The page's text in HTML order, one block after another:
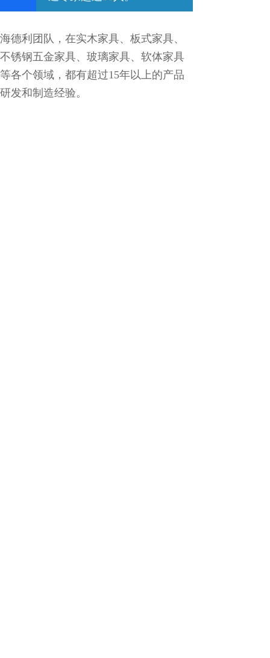
海德利团队，在实木家具、板式家具、
不锈钢五金家具、玻璃家具、软体家具
等各个领域，都有超过15年以上的产品
研发和制造经验。